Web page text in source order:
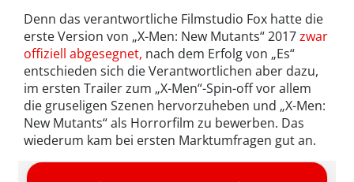
Denn das verantwortliche Filmstudio Fox hatte die
erste Version von „X-Men: New Mutants“ 2017zwar
offiziell abgesegnet, nach dem Erfolg von „Es“
entschieden sich die Verantwortlichen aber dazu,
im ersten Trailer zum „X-Men“-Spin-off vor allem
die gruseligen Szenen hervorzuheben und „X-Men:
New Mutants“ als Horrorfilm zu bewerben. Das
wiederum kam bei ersten Marktumfragen gut an.